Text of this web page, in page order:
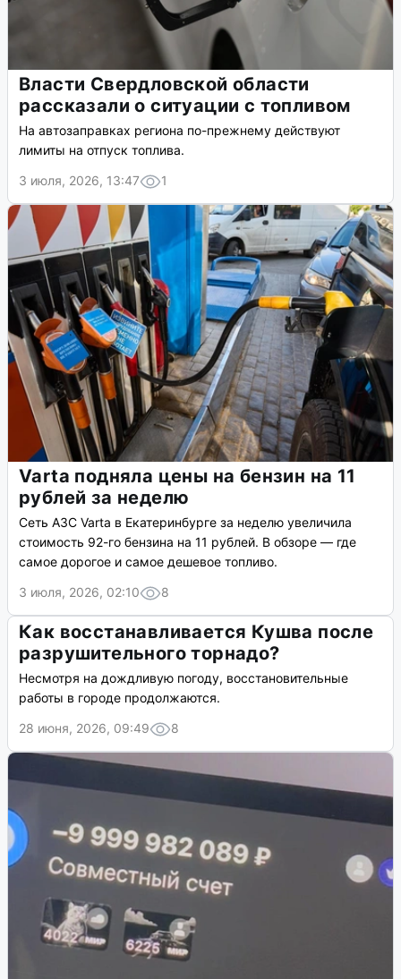
Власти Свердловской области
рассказали о ситуации с топливом
На автозаправках региона по-прежнему действуют
лимиты на отпуск топлива.
3 июля, 2026, 13:47
1
Varta подняла цены на бензин на 11
рублей за неделю
Сеть АЗС Varta в Екатеринбурге за неделю увеличила
стоимость 92-го бензина на 11 рублей. В обзоре — где
самое дорогое и самое дешевое топливо.
3 июля, 2026, 02:10
8
Как восстанавливается Кушва после
разрушительного торнадо?
Несмотря на дождливую погоду, восстановительные
работы в городе продолжаются.
28 июня, 2026, 09:49
8